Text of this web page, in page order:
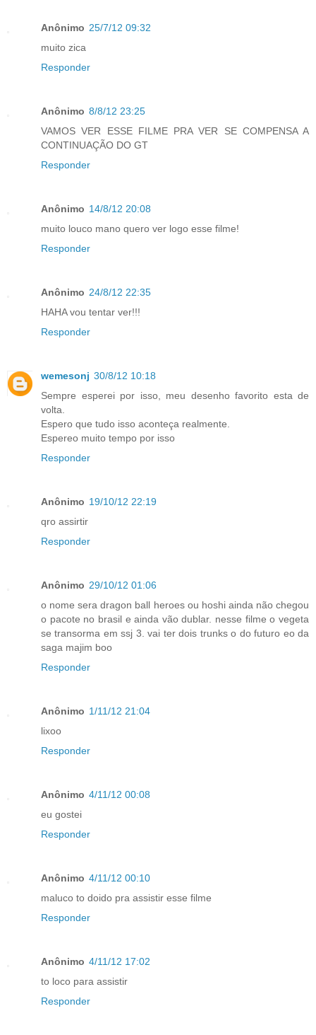
Anônimo 25/7/12 09:32
muito zica
Responder
Anônimo 8/8/12 23:25
VAMOS VER ESSE FILME PRA VER SE COMPENSA A
CONTINUAÇÃO DO GT
Responder
Anônimo 14/8/12 20:08
muito louco mano quero ver logo esse filme!
Responder
Anônimo 24/8/12 22:35
HAHA vou tentar ver!!!
Responder
wemesonj 30/8/12 10:18
Sempre esperei por isso, meu desenho favorito esta de
volta.
Espero que tudo isso aconteça realmente.
Espereo muito tempo por isso
Responder
Anônimo 19/10/12 22:19
qro assirtir
Responder
Anônimo 29/10/12 01:06
o nome sera dragon ball heroes ou hoshi ainda não chegou
o pacote no brasil e ainda vão dublar. nesse filme o vegeta
se transorma em ssj 3. vai ter dois trunks o do futuro eo da
saga majim boo
Responder
Anônimo 1/11/12 21:04
lixoo
Responder
Anônimo 4/11/12 00:08
eu gostei
Responder
Anônimo 4/11/12 00:10
maluco to doido pra assistir esse filme
Responder
Anônimo 4/11/12 17:02
to loco para assistir
Responder